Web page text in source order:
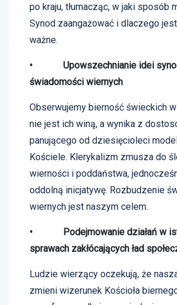
po kraju, tłumacząc, w jaki sposób
Synod zaangażować i dlaczego
ważne.
• Upowszechnianie idei
świadomości wiernych
Obserwujemy bierność świeckich
nie jest ich winą, a wynika z
panującego od dziesięcioleci
Kościele. Klerykalizm zmusza do
wierności i poddaństwa,
oddolną inicjatywę. Rozbudzenie
wiernych jest naszym celem.
• Podejmowanie działań w
sprawach zakłócających ład
Ludzie wierzący oczekują, że
zmieni wizerunek Kościoła